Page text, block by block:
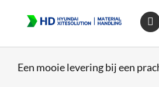
inhoud
Een mooie levering bij een